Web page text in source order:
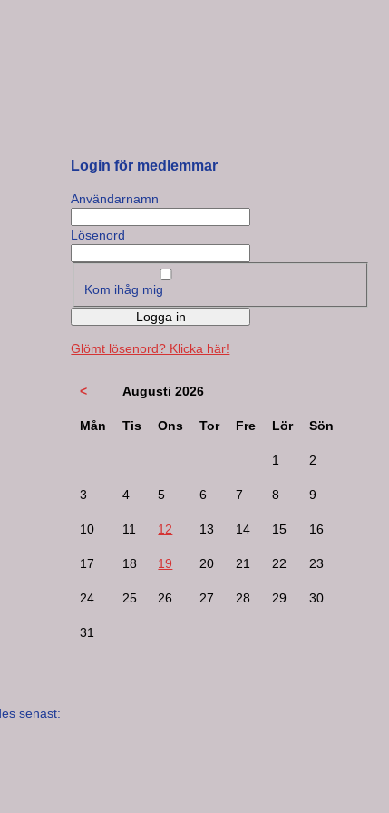
Login för medlemmar
Användarnamn
Lösenord
Kom ihåg mig
Logga in
Glömt lösenord? Klicka här!
< Augusti 2026
Mån Tis Ons Tor Fre Lör Sön
1 2
3 4 5 6 7 8 9
10 11 12 13 14 15 16
17 18 19 20 21 22 23
24 25 26 27 28 29 30
31
senast: